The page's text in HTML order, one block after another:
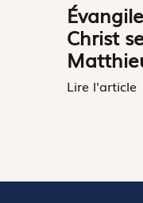
Christ
Lire l'article